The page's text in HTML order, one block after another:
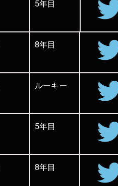
5年目
8年目
ルーキー
5年目
8年目